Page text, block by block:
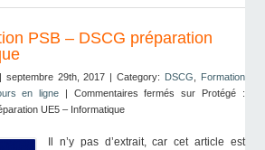
PSB – DSCG préparation
| septembre 29th, 2017 | Category: DSCG
Formation
en ligne | Commentaires fermés
sur Protégé :
UE5 – Informatique
Il n’y pas d’extrait, car cet article est